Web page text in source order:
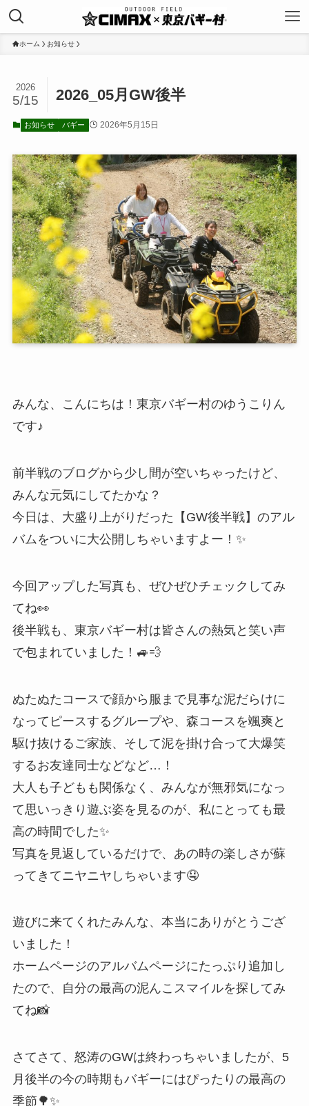
ホーム お知らせ
2026_05月GW後半
2026
5/15
お知らせ バギー 2026年5月15日
みんな、こんにちは！東京バギー村のゆうこりん
です♪
前半戦のブログから少し間が空いちゃったけど、
みんな元気にしてたかな？
今日は、大盛り上がりだった【GW後半戦】のアル
バムをついに大公開しちゃいますよー！✨
今回アップした写真も、ぜひぜひチェックしてみ
てね👀
後半戦も、東京バギー村は皆さんの熱気と笑い声
で包まれていました！🚙💨
ぬたぬたコースで顔から服まで見事な泥だらけに
なってピースするグループや、森コースを颯爽と
駆け抜けるご家族、そして泥を掛け合って大爆笑
するお友達同士などなど…！
大人も子どもも関係なく、みんなが無邪気になっ
て思いっきり遊ぶ姿を見るのが、私にとっても最
高の時間でした✨
写真を見返しているだけで、あの時の楽しさが蘇
ってきてニヤニヤしちゃいます🤤
遊びに来てくれたみんな、本当にありがとうござ
いました！
ホームページのアルバムページにたっぷり追加し
たので、自分の最高の泥んこスマイルを探してみ
てね📸
さてさて、怒涛のGWは終わっちゃいましたが、5
月後半の今の時期もバギーにはぴったりの最高の
季節🌳✨